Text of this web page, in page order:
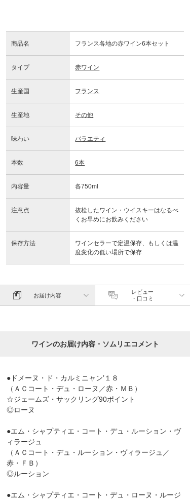
商品名 フランス各地の赤ワイン6本セット
タイプ 赤ワイン
生産国 フランス
生産地 その他
味わい バラエティ
本数 6本
内容量 各750ml
注意点
抜栓したワイン・ウイスキーはなるべ
くお早めにお飲みください
保存方法
ワインセラーで定温保存、もしくは温
度変化の低い場所で保存
お届け内容
レビュー
・口コミ
ワインのお届け内容・ソムリエコメント
●ドメーヌ・ド・カルミニャン’１８
（ＡＣコート・デュ・ローヌ／赤・ＭＢ）
☆ジェームズ・サックリング90ポイント
◎ローヌ
●エム・シャプティエ・コート・デュ・ルーション・ヴ
ィラージュ
（ＡＣコート・デュ・ルーション・ヴィラージュ／
赤・ＦＢ）
◎ルーション
●エム・シャプティエ・コート・デュ・ローヌ・ルージ